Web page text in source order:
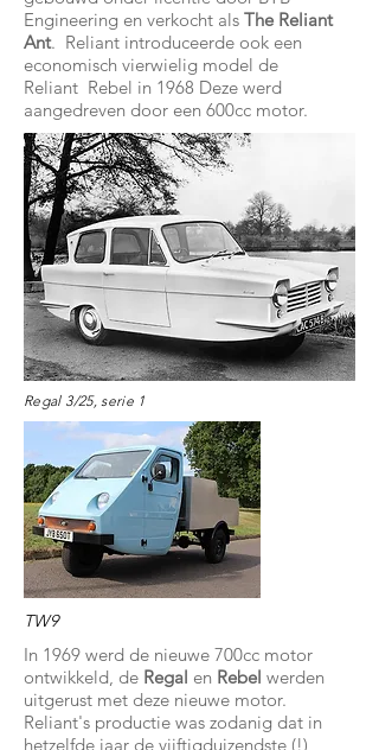
Engineering en verkocht als The Reliant
Ant. Reliant introduceerde ook een
economisch vierwielig model de
Reliant Rebel in 1968 Deze werd
aangedreven door een 600cc motor.
Regal 3/25, serie 1
TW9
In 1969 werd de nieuwe 700cc motor
ontwikkeld, de Regal en Rebel werden
uitgerust met deze nieuwe motor.
Reliant's productie was zodanig dat in
hetzelfde jaar de vijftigduizendste (!)